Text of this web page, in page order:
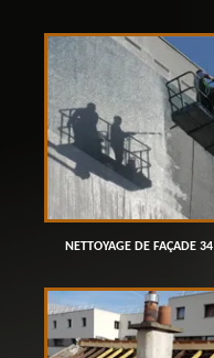
NETTOYAGE DE FAÇADE 34